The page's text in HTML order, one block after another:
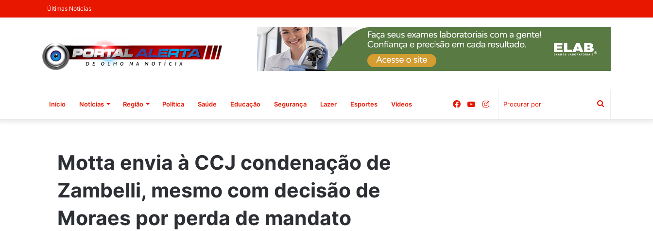
Últimas Notícias
Início Notícias Região Política Saúde Educação Segurança Lazer Esportes Vídeos Procurar
Instagram
YouTube
Facebook
Motta envia à CCJ condenação de
Zambelli, mesmo com decisão de
Moraes por perda de mandato